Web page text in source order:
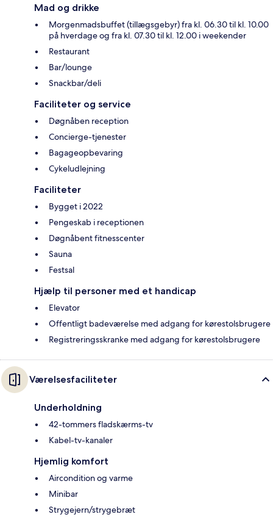
Mad og drikke
Morgenmadsbuffet (tillægsgebyr) fra kl. 06.30 til kl. 10.00
på hverdage og fra kl. 07.30 til kl. 12.00 i weekender
Restaurant
Bar/lounge
Snackbar/deli
Faciliteter og service
Døgnåben reception
Concierge-tjenester
Bagageopbevaring
Cykeludlejning
Faciliteter
Bygget i 2022
Pengeskab i receptionen
Døgnåbent fitnesscenter
Sauna
Festsal
Hjælp til personer med et handicap
Elevator
Offentligt badeværelse med adgang for kørestolsbrugere
Registreringsskranke med adgang for kørestolsbrugere
Værelsesfaciliteter
Underholdning
42-tommers fladskærms-tv
Kabel-tv-kanaler
Hjemlig komfort
Aircondition og varme
Minibar
Strygejern/strygebræt